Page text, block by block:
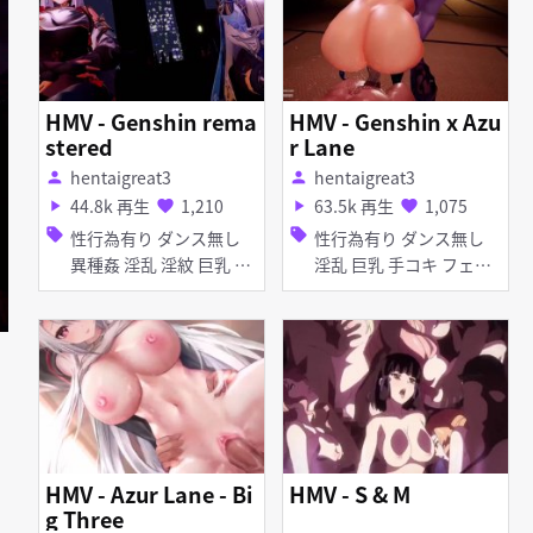
HMV - Genshin rema
stered
person hentaigreat3
play_arrow 44.8k 再生 favorite 1,210
sell 性行為有り ダンス無し
異種姦 淫乱 淫紋 巨乳 イ
ラマチオ 顔射 手コキ パ
イズリ フェラ 乱交
HMV - Genshin x Azu
r Lane
person hentaigreat3
play_arrow 63.5k 再生 favorite 1,075
sell 性行為有り ダンス無し
淫乱 巨乳 手コキ フェラ
乱交 女性上位
HMV - Azur Lane - Bi
g Three
HMV - S & M